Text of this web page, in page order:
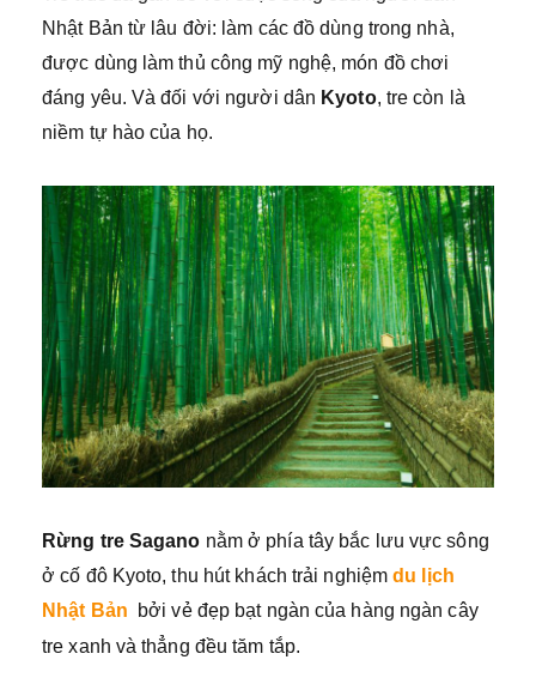
Nhật Bản từ lâu đời: làm các đồ dùng trong nhà,
được dùng làm thủ công mỹ nghệ, món đồ chơi
đáng yêu. Và đối với người dân Kyoto, tre còn là
niềm tự hào của họ.
Rừng tre Sagano nằm ở phía tây bắc lưu vực sông
ở cố đô Kyoto, thu hút khách trải nghiệmdu lịch
Nhật Bản
bởi vẻ đẹp bạt ngàn của hàng ngàn cây
tre xanh và thẳng đều tăm tắp.